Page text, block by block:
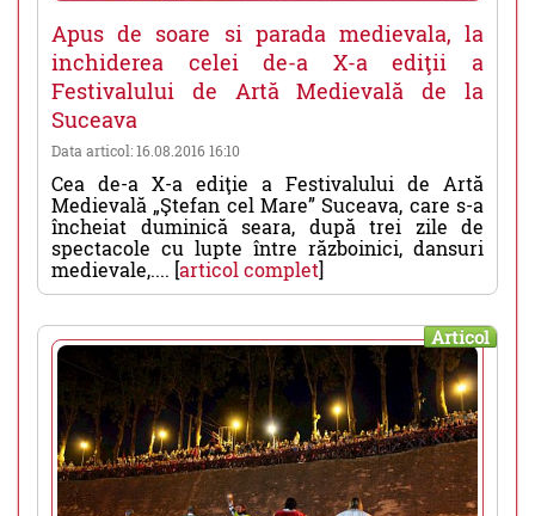
Apus de soare si parada medievala, la
inchiderea celei de-a X-a ediţii a
Festivalului de Artă Medievală de la
Suceava
Data articol: 16.08.2016 16:10
Cea de-a X-a ediţie a Festivalului de Artă
Medievală „Ştefan cel Mare” Suceava, care s-a
încheiat duminică seara, după trei zile de
spectacole cu lupte între războinici, dansuri
medievale,.... [articol complet]
Articol